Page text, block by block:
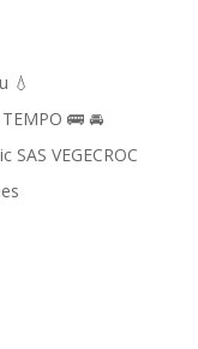
💧
🚌 🚘️
VEGECROC